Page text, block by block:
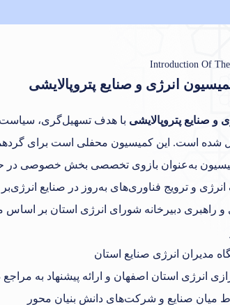
Introduction Of
انرژی و صنایع پتروپالایشی
و صنایع پتروپالایشی با هدف تسهیل‌گری،
شده است. این کمیسیون محفلی است برای
به‌عنوان بازوی تخصصی بخش خصوصی در
و ترویج فناوری‌های به‌روز در صنایع انرژی‌بر
و راهبری دبیرخانه شورای انرژی استان بر